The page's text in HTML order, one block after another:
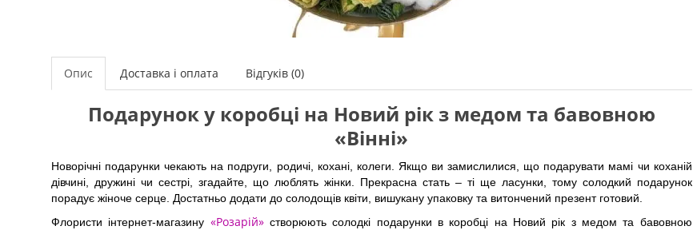
Опис Доставка і оплата Відгуків (0)
Подарунок у коробці на Новий рік з медом та бавовною
«Вінні»
Новорічні подарунки чекають на подруги, родичі, кохані, колеги. Якщо ви замислилися, що подарувати мамі чи коханій
дівчині, дружині чи сестрі, згадайте, що люблять жінки. Прекрасна стать – ті ще ласунки, тому солодкий подарунок
порадує жіноче серце. Достатньо додати до солодощів квіти, вишукану упаковку та витончений презент готовий.
Флористи інтернет-магазину «Розарій»створюють солодкі подарунки в коробці на Новий рік з медом та бавовною